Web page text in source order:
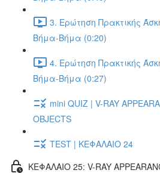
3. Ερώτηση Πρακτικής
Βήμα-Βήμα (0:20)
4. Ερώτηση Πρακτικής
Βήμα-Βήμα (0:27)
mini QUIZ | V-RAY
OBJECTS
TEST | ΚΕΦΑΛΑΙΟ 24
ΚΕΦΑΛΑΙΟ 25: V-RAY